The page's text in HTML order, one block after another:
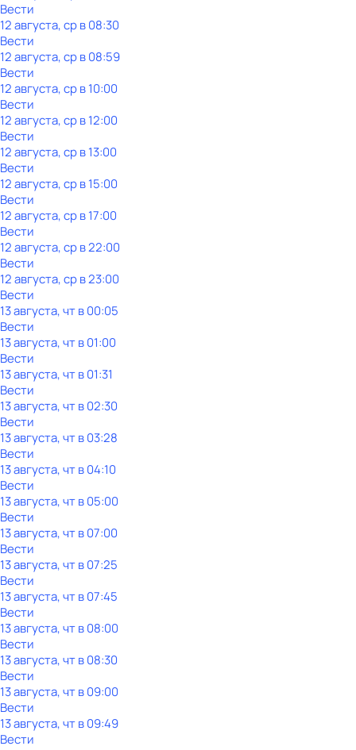
Вести
12 августа, ср в 08:30
Вести
12 августа, ср в 08:59
Вести
12 августа, ср в 10:00
Вести
12 августа, ср в 12:00
Вести
12 августа, ср в 13:00
Вести
12 августа, ср в 15:00
Вести
12 августа, ср в 17:00
Вести
12 августа, ср в 22:00
Вести
12 августа, ср в 23:00
Вести
13 августа, чт в 00:05
Вести
13 августа, чт в 01:00
Вести
13 августа, чт в 01:31
Вести
13 августа, чт в 02:30
Вести
13 августа, чт в 03:28
Вести
13 августа, чт в 04:10
Вести
13 августа, чт в 05:00
Вести
13 августа, чт в 07:00
Вести
13 августа, чт в 07:25
Вести
13 августа, чт в 07:45
Вести
13 августа, чт в 08:00
Вести
13 августа, чт в 08:30
Вести
13 августа, чт в 09:00
Вести
13 августа, чт в 09:49
Вести